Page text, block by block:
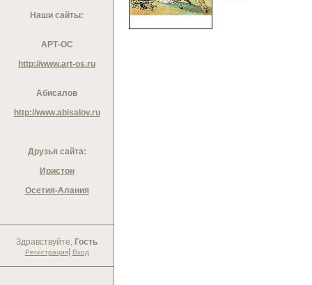
Наши сайты:
АРТ-ОС
http://www.art-os.ru
Абисалов
http://www.abisalov.ru
Друзья сайта:
Иристон
Осетия-Алания
Здравствуйте, Гость
Регистрация| Вход